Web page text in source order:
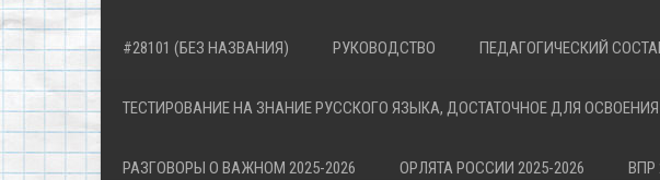
#28101 (БЕЗ НАЗВАНИЯ) РУКОВОДСТВО ПЕДАГОГИЧЕСКИЙ
ТЕСТИРОВАНИЕ НА ЗНАНИЕ РУССКОГО ЯЗЫКА, ДОСТАТОЧНОЕ ДЛЯ
РАЗГОВОРЫ О ВАЖНОМ 2025-2026 ОРЛЯТА РОССИИ 2025-2026 ВПР